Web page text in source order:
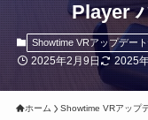
Player
Showtime VRアップデー
2025年2月9日 2025
ホーム Showtime VRアップ